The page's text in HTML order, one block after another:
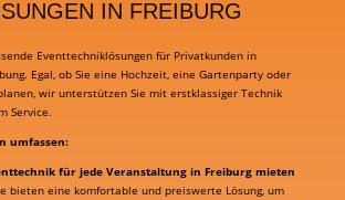
IN FREIBURG
Eventtechniklösungen für Privatkunden in
Egal, ob Sie eine Hochzeit, eine Gartenparty oder
wir unterstützen Sie mit erstklassiger Technik
Service.
umfassen:
für jede Veranstaltung in Freiburg mieten
bieten eine komfortable und preiswerte Lösung, um